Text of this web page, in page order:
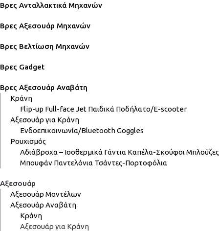
Βρες Ανταλλακτικά Μηχανών
Βρες Αξεσουάρ Μηχανών
Βρες Βελτίωση Μηχανών
Βρες Gadget
Βρες Αξεσουάρ Αναβάτη
Κράνη
Flip-up Full-faceJet Παιδικά Ποδήλατο/E-scooter
Αξεσουάρ για Κράνη
Ενδοεπικοινωνία/BluetoothGoggles
Ρουχισμός
Αδιάβροχα – Ισοθερμικά Γάντια Καπέλα-Σκούφοι Μπλούζες
Μπουφάν Παντελόνια Τσάντες-Πορτοφόλια
Αξεσουάρ
Αξεσουάρ Μοντέλων
Αξεσουάρ Αναβάτη
Κράνη
Αξεσουάρ για Κράνη